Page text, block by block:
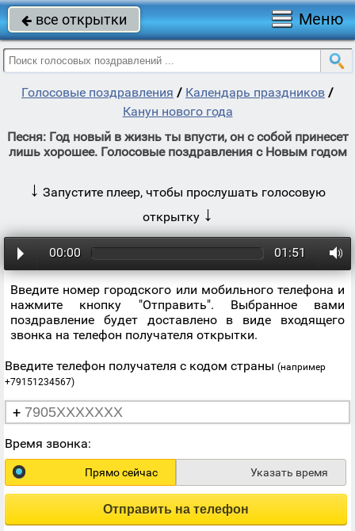
 все открытки Меню
Голосовые поздравления / Календарь праздников /
Канун нового года
Песня: Год новый в жизнь ты впусти, он с собой принесет
лишь хорошее. Голосовые поздравления с Новым годом
↓ Запустите плеер, чтобы прослушать голосовую
открытку ↓
00:00 01:51
Введите номер городского или мобильного телефона и
нажмите кнопку "Отправить". Выбранное вами
поздравление будет доставлено в виде входящего
звонка на телефон получателя открытки.
Введите телефон получателя с кодом страны (например
+79151234567)
+
Время звонка:
Прямо сейчас Указать время
Отправить на телефон